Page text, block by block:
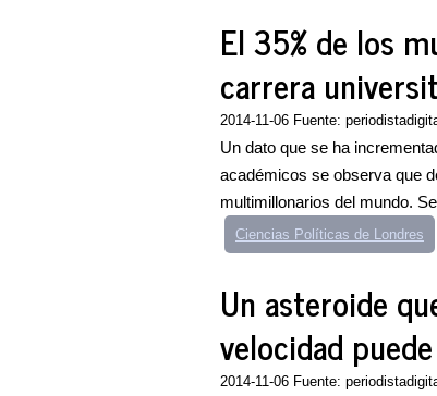
El 35% de los
carrera
2014-11-06 Fuente:
Un dato que se ha
académicos se observa que
multimillonarios del mundo.
Ciencias Políticas de Londres
Un asteroide
velocidad
2014-11-06 Fuente: